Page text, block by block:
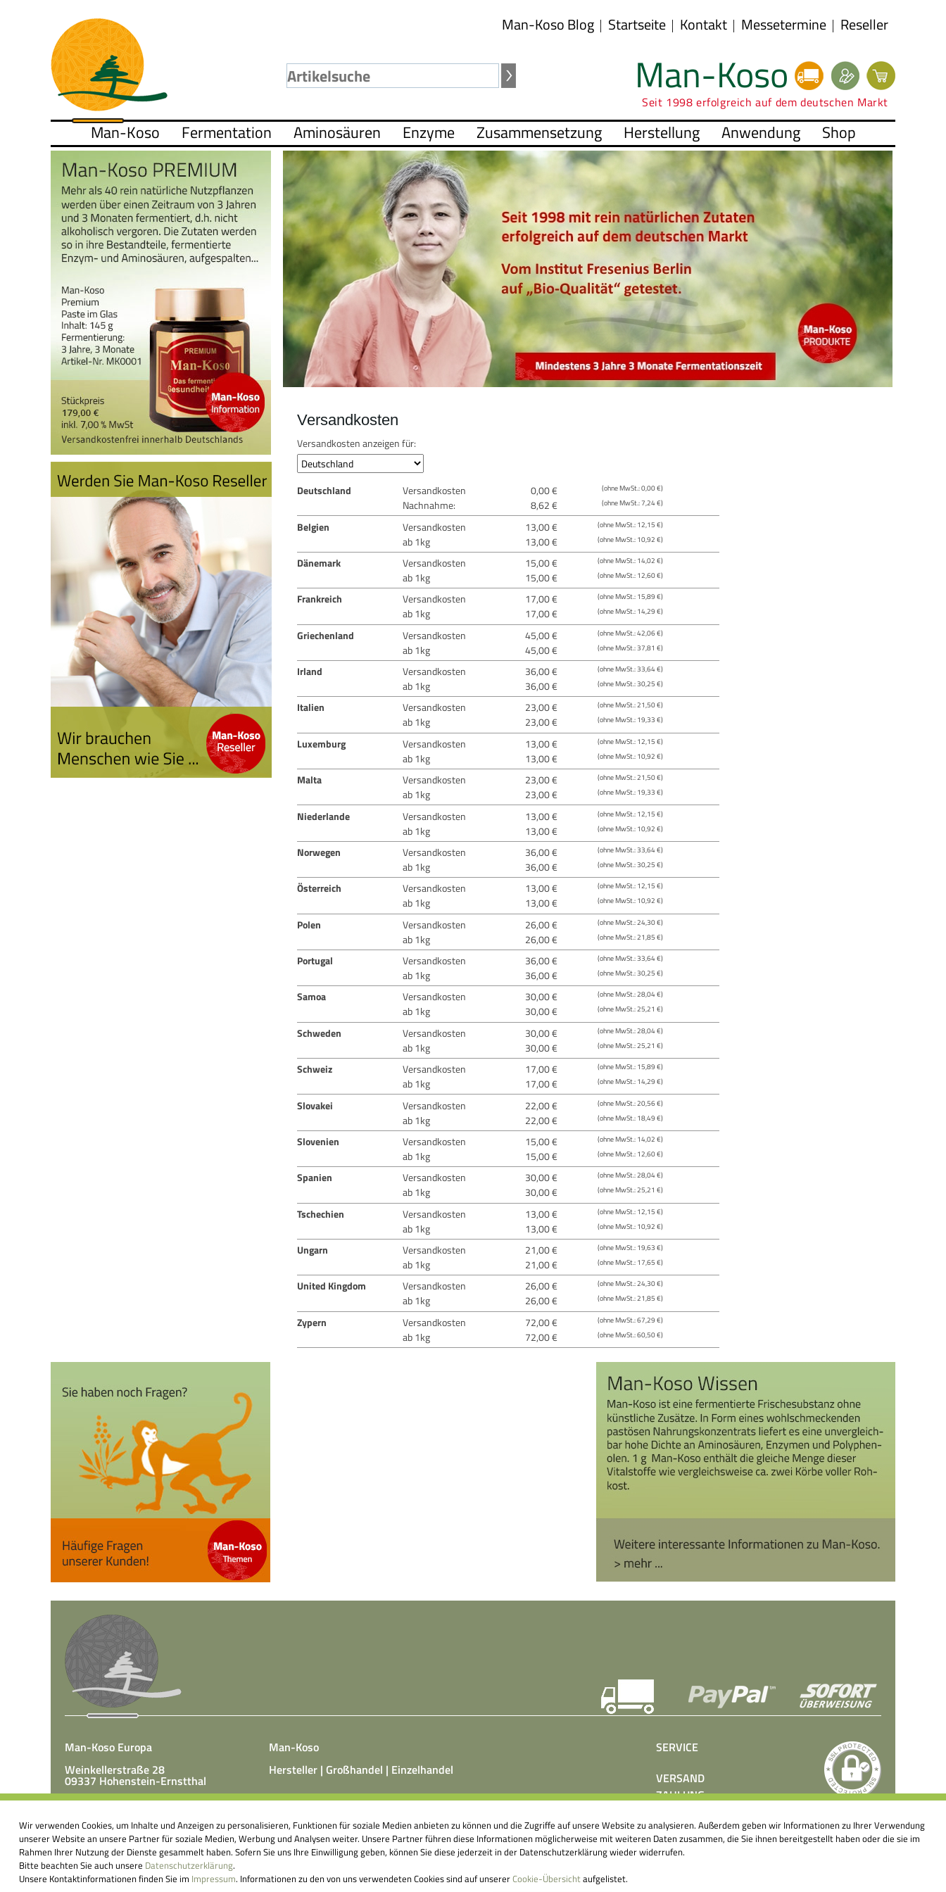
Man-Koso Blog Startseite Kontakt Messetermine Reseller
Man-Koso
Seit 1998 erfolgreich auf dem deutschen Markt
Man-Koso Fermentation Aminosäuren Enzyme Zusammensetzung Herstellung Anwendung Shop
Versandkosten
Versandkosten anzeigen für:
Deutschland Versandkosten 0,00 € (ohne MwSt.: 0,00 €)
Nachnahme: 8,62 € (ohne MwSt.: 7,24 €)
Belgien Versandkosten 13,00 € (ohne MwSt.: 12,15 €)
ab 1kg 13,00 € (ohne MwSt.: 10,92 €)
Dänemark Versandkosten 15,00 € (ohne MwSt.: 14,02 €)
ab 1kg 15,00 € (ohne MwSt.: 12,60 €)
Frankreich Versandkosten 17,00 € (ohne MwSt.: 15,89 €)
ab 1kg 17,00 € (ohne MwSt.: 14,29 €)
Griechenland Versandkosten 45,00 € (ohne MwSt.: 42,06 €)
ab 1kg 45,00 € (ohne MwSt.: 37,81 €)
Irland Versandkosten 36,00 € (ohne MwSt.: 33,64 €)
ab 1kg 36,00 € (ohne MwSt.: 30,25 €)
Italien Versandkosten 23,00 € (ohne MwSt.: 21,50 €)
ab 1kg 23,00 € (ohne MwSt.: 19,33 €)
Luxemburg Versandkosten 13,00 € (ohne MwSt.: 12,15 €)
ab 1kg 13,00 € (ohne MwSt.: 10,92 €)
Malta Versandkosten 23,00 € (ohne MwSt.: 21,50 €)
ab 1kg 23,00 € (ohne MwSt.: 19,33 €)
Niederlande Versandkosten 13,00 € (ohne MwSt.: 12,15 €)
ab 1kg 13,00 € (ohne MwSt.: 10,92 €)
Norwegen Versandkosten 36,00 € (ohne MwSt.: 33,64 €)
ab 1kg 36,00 € (ohne MwSt.: 30,25 €)
Österreich Versandkosten 13,00 € (ohne MwSt.: 12,15 €)
ab 1kg 13,00 € (ohne MwSt.: 10,92 €)
Polen Versandkosten 26,00 € (ohne MwSt.: 24,30 €)
ab 1kg 26,00 € (ohne MwSt.: 21,85 €)
Portugal Versandkosten 36,00 € (ohne MwSt.: 33,64 €)
ab 1kg 36,00 € (ohne MwSt.: 30,25 €)
Samoa Versandkosten 30,00 € (ohne MwSt.: 28,04 €)
ab 1kg 30,00 € (ohne MwSt.: 25,21 €)
Schweden Versandkosten 30,00 € (ohne MwSt.: 28,04 €)
ab 1kg 30,00 € (ohne MwSt.: 25,21 €)
Schweiz Versandkosten 17,00 € (ohne MwSt.: 15,89 €)
ab 1kg 17,00 € (ohne MwSt.: 14,29 €)
Slovakei Versandkosten 22,00 € (ohne MwSt.: 20,56 €)
ab 1kg 22,00 € (ohne MwSt.: 18,49 €)
Slovenien Versandkosten 15,00 € (ohne MwSt.: 14,02 €)
ab 1kg 15,00 € (ohne MwSt.: 12,60 €)
Spanien Versandkosten 30,00 € (ohne MwSt.: 28,04 €)
ab 1kg 30,00 € (ohne MwSt.: 25,21 €)
Tschechien Versandkosten 13,00 € (ohne MwSt.: 12,15 €)
ab 1kg 13,00 € (ohne MwSt.: 10,92 €)
Ungarn Versandkosten 21,00 € (ohne MwSt.: 19,63 €)
ab 1kg 21,00 € (ohne MwSt.: 17,65 €)
United Kingdom Versandkosten 26,00 € (ohne MwSt.: 24,30 €)
ab 1kg 26,00 € (ohne MwSt.: 21,85 €)
Zypern Versandkosten 72,00 € (ohne MwSt.: 67,29 €)
ab 1kg 72,00 € (ohne MwSt.: 60,50 €)
Man-Koso Europa
Weinkellerstraße 28
09337 Hohenstein-Ernstthal
Tel.: +49(0)3723 65 89 50
E-Mail:info@mk-europa.de
Man-Koso
Hersteller | Großhandel | Einzelhandel
unter Zusatz von Hefepilzen, Milchsäurebakterien in klimatisierten
Produktionshallen äußerst aufwendig hergestellt wird. Fermentierte
Nahrungsmittel können einen großen Beitrag dazu leisten, unser
körpereigenes Abwehrsystem anzuregen.
SERVICE
VERSAND
ZAHLUNG
PRESSE
KONTAKT
Wir verwenden Cookies, um Inhalte und Anzeigen zu personalisieren, Funktionen für soziale Medien anbieten zu können und die Zugriffe auf unsere Website zu analysieren. Außerdem geben wir Informationen zu Ihrer Verwendung
unserer Website an unsere Partner für soziale Medien, Werbung und Analysen weiter. Unsere Partner führen diese Informationen möglicherweise mit weiteren Daten zusammen, die Sie ihnen bereitgestellt haben oder die sie im
Rahmen Ihrer Nutzung der Dienste gesammelt haben. Sofern Sie uns Ihre Einwilligung geben, können Sie diese jederzeit in der Datenschutzerklärung wieder widerrufen.
Bitte beachten Sie auch unsere Datenschutzerklärung.
Unsere Kontaktinformationen finden Sie im Impressum. Informationen zu den von uns verwendeten Cookies sind auf unsererCookie-Übersichtaufgelistet.